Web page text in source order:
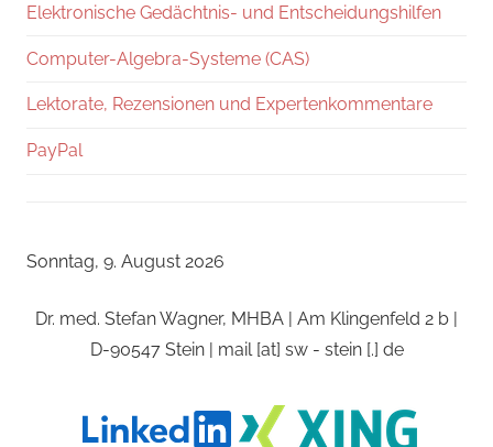
Elektronische Gedächtnis- und Entscheidungshilfen
Computer-Algebra-Systeme (CAS)
Lektorate, Rezensionen und Expertenkommentare
PayPal
Sonntag, 9. August 2026
Dr. med. Stefan Wagner, MHBA | Am Klingenfeld 2 b |
D-90547 Stein | mail [at] sw - stein [.] de